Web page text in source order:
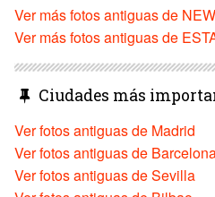
Ver más fotos antiguas de
Ver más fotos antiguas de
Ciudades más
Ver fotos antiguas de Madrid
Ver fotos antiguas de
Ver fotos antiguas de Sevilla